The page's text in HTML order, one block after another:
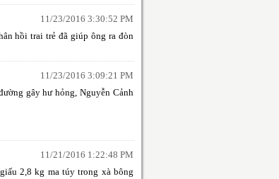
11/23/2016 3:30:52 PM
hồi trai trẻ đã giúp ông ra đòn
11/23/2016 3:09:21 PM
gây hư hỏng, Nguyễn Cảnh
11/21/2016 1:22:48 PM
2,8 kg ma túy trong xà bông